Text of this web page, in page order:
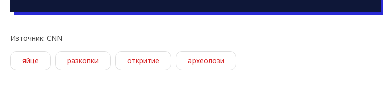
Източник: CNN
яйце разкопки откритие археолози